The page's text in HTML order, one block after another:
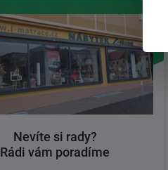
Nevíte si rady?
Rádi vám poradíme